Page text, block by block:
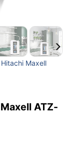
Maxell
ATZ-